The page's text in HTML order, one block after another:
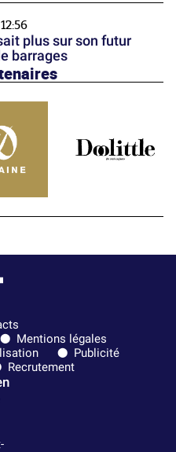
plus sur son futur
barrages
Mentions légales
Publicité
Recrutement